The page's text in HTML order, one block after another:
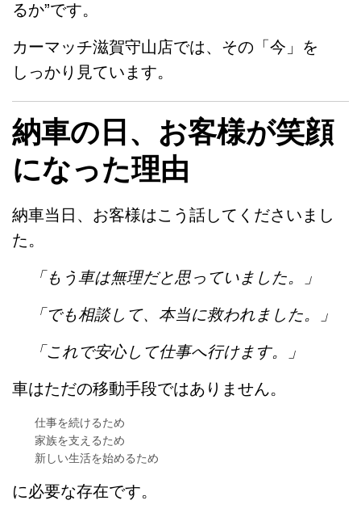
るか”です。
カーマッチ滋賀守山店では、その「今」を
しっかり見ています。
納車の日、お客様が笑顔
になった理由
納車当日、お客様はこう話してくださいまし
た。
「もう車は無理だと思っていました。」
「でも相談して、本当に救われました。」
「これで安心して仕事へ行けます。」
車はただの移動手段ではありません。
仕事を続けるため
家族を支えるため
新しい生活を始めるため
に必要な存在です。